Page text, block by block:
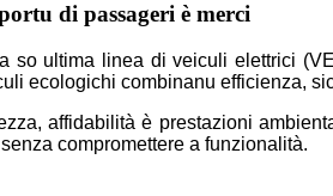
di passageri è merci
ultima linea di veiculi elettrici
ecologichi combinanu efficienza,
affidabilità è prestazioni
compromettere a funzionalità.